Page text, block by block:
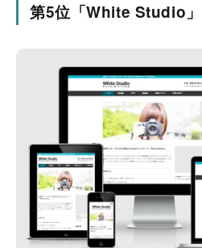
第5位「White Studio」